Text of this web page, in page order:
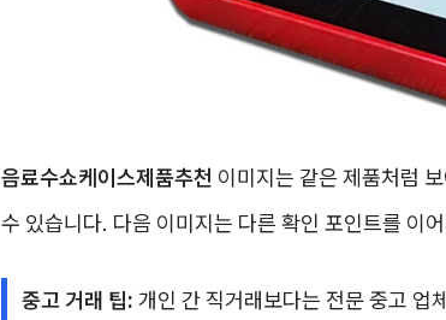
음료수쇼케이스제품추천 이미지는 같은 제품처럼
수 있습니다. 다음 이미지는 다른 확인 포인트를 이
중고 거래 팁: 개인 간 직거래보다는 전문 중고 업